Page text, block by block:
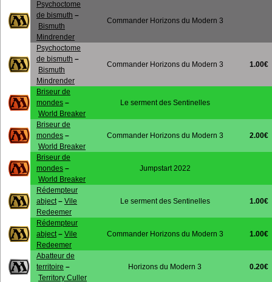
Psychoctome
de bismuth –
Bismuth
Mindrender
Commander Horizons du Modern 3
Psychoctome
de bismuth –
Bismuth
Mindrender
Commander Horizons du Modern 3 1.00€
Briseur de
mondes –
World Breaker
Le serment des Sentinelles
Briseur de
mondes –
World Breaker
Commander Horizons du Modern 3 2.00€
Briseur de
mondes –
World Breaker
Jumpstart 2022
Rédempteur
abject – Vile
Redeemer
Le serment des Sentinelles 1.00€
Rédempteur
abject – Vile
Redeemer
Commander Horizons du Modern 3 1.00€
Abatteur de
territoire –
Territory Culler
Horizons du Modern 3 0.20€